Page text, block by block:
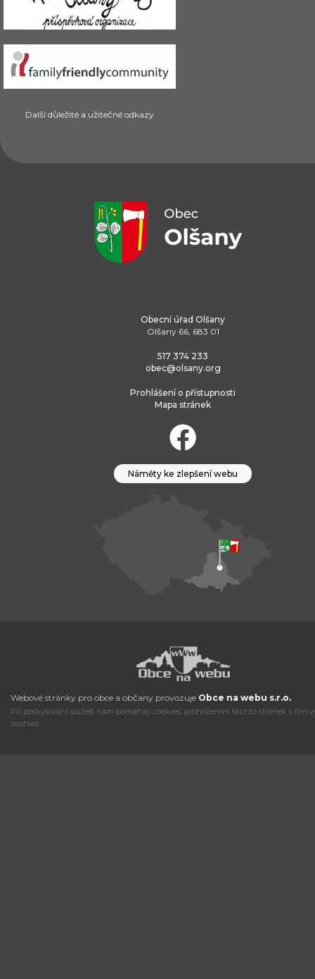
Další důležité a užitečné odkazy
Obecní úřad Olšany
Olšany 66, 683 01
517 374 233
obec@olsany.org
Prohlášení o přístupnosti
Mapa stránek
Náměty ke zlepšení webu
Webové stránky pro obce a občany provozuje Obce na webu s.r.o.
Při poskytování služeb nám pomáhají cookies, prohlížením těchto stránek s tím
souhlas.